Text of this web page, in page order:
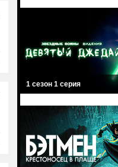
1 сезон 1 серия